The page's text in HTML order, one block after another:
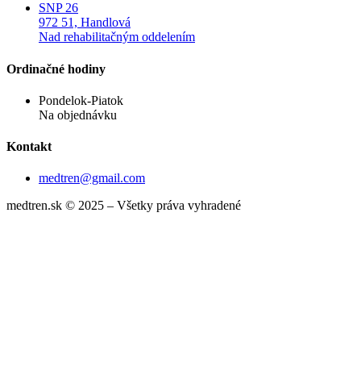
SNP 26
972 51, Handlová
Nad rehabilitačným oddelením
Ordinačné hodiny
Pondelok-Piatok
Na objednávku
Kontakt
medtren@gmail.com
medtren.sk © 2025 – Všetky práva vyhradené